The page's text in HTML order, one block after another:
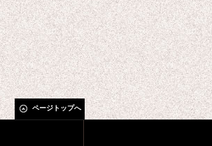
ページトップへ